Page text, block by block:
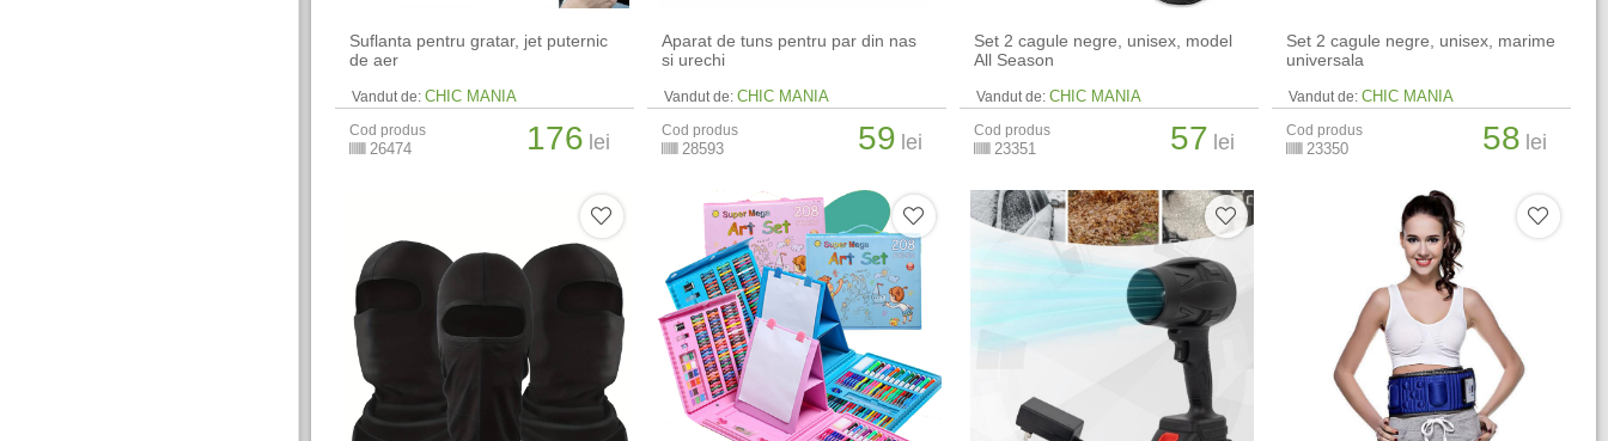
Suflanta pentru gratar, jet puternic
de aer
Vandut de: CHIC MANIA
Cod produs
26474 176 lei
Aparat de tuns pentru par din nas
si urechi
Vandut de: CHIC MANIA
Cod produs
28593 59 lei
Set 2 cagule negre, unisex, model
All Season
Vandut de: CHIC MANIA
Cod produs
23351 57 lei
Set 2 cagule negre, unisex, marime
universala
Vandut de: CHIC MANIA
Cod produs
23350 58 lei